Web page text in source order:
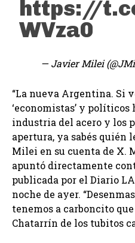
https://
WVza0
— Javier Milei
“La nueva Argentina. Si
‘economistas’ y políticos
industria del acero y los
apertura, ya sabés quién
Milei en su cuenta de X.
apuntó directamente
publicada por el Diario
noche de ayer.
tenemos a carboncito
Chatarrín de los tubitos